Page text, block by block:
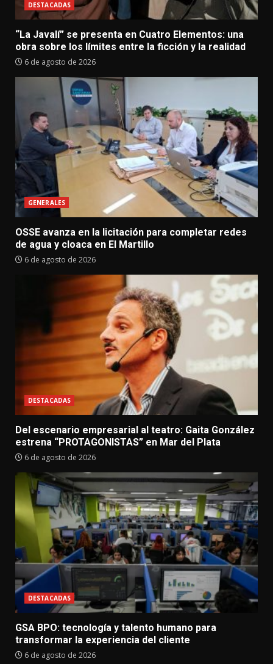
DESTACADAS
“La Javalí” se presenta en Cuatro Elementos: una
obra sobre los límites entre la ficción y la realidad
6 de agosto de 2026
GENERALES
OSSE avanza en la licitación para completar redes
de agua y cloaca en El Martillo
6 de agosto de 2026
DESTACADAS
Del escenario empresarial al teatro: Gaita González
estrena “PROTAGONISTAS” en Mar del Plata
6 de agosto de 2026
DESTACADAS
GSA BPO: tecnología y talento humano para
transformar la experiencia del cliente
6 de agosto de 2026